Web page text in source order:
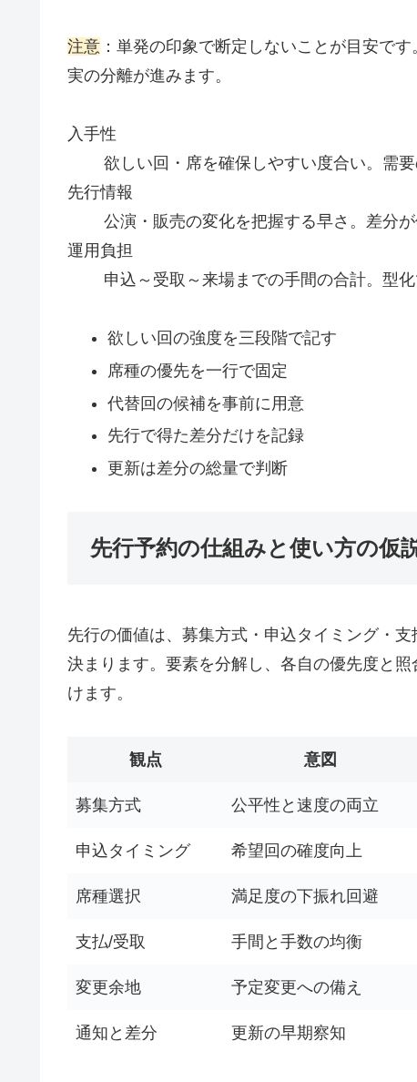
注意 ：単発の印象で断定しないことが目安で
実の分離が進みます。
入手性
欲しい回・席を確保しやすい度合い。需要
先行情報
公演・販売の変化を把握する早さ。差分が
運用負担
申込～受取～来場までの手間の合計。型化
欲しい回の強度を三段階で記す
席種の優先を一行で固定
代替回の候補を事前に用意
先行で得た差分だけを記録
更新は差分の総量で判断
先行予約の仕組みと使い方の仮
先行の価値は、募集方式・申込タイミング・
決まります。要素を分解し、各自の優先度と
けます。
観点 意図
募集方式 公平性と速度の両立
申込タイミング 希望回の確度向上
席種選択 満足度の下振れ回避
支払/受取 手間と手数の均衡
変更余地 予定変更への備え
通知と差分 更新の早期察知